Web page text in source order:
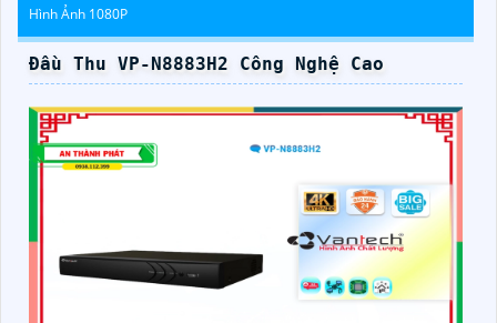
Hình Ảnh 1080P
Đầu Thu VP-N8883H2 Công Nghệ Cao